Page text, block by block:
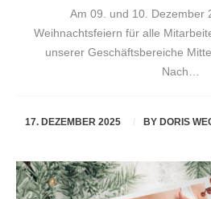
Am 09. und 10. Dezember
Weihnachtsfeiern für alle
unserer Geschäftsbereiche
Nach…
17. DEZEMBER 2025 BY DORIS